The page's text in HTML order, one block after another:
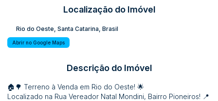
Localização do Imóvel
Rio do Oeste, Santa Catarina, Brasil
Abrir no Google Maps
Descrição do Imóvel
🏠🌳 Terreno à Venda em Rio do Oeste! 🌟
Localizado na Rua Vereador Natal Mondini, Bairro Pioneiros! 📍